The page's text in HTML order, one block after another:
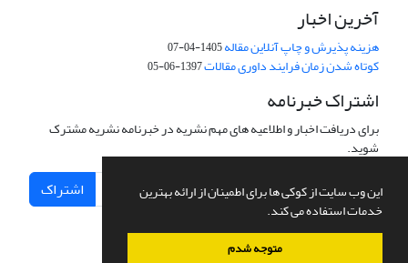
این وب سایت از کوکی ها برای اطمینان از ارائه بهترین
خدمات استفاده می کند.
متوجه شدم
آخرین اخبار
هزینه پذیرش و چاپ آنلاین مقاله1405-04-07
کوتاه شدن زمان فرایند داوری مقالات1397-06-05
اشتراک خبرنامه
برای دریافت اخبار و اطلاعیه های مهم نشریه در خبرنامه نشریه مشترک
شوید.
اشتراک